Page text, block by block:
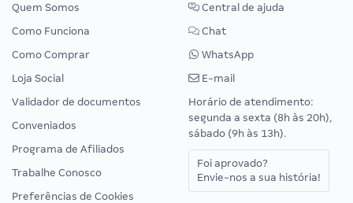
Quem Somos
Como Funciona
Como Comprar
Loja Social
Validador de documentos
Conveniados
Programa de Afiliados
Trabalhe Conosco
Preferências de Cookies
Central de ajuda
Chat
WhatsApp
E-mail
Horário de atendimento:
segunda a sexta (8h às 20h),
sábado (9h às 13h).
Foi aprovado?
Envie-nos a sua história!